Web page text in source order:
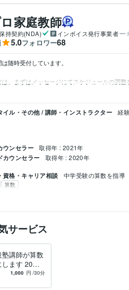
家庭教師
持契約(NDA) インボイス発行事業者
5.0フォロワー68
随時受付しています。
、まずはメッセージにてスケジュールの調整
イル・その他 / 講師・インストラクター 経
ウンセラー 取得年 : 2021年
カウンセラー 取得年 : 2020年
資格・キャリア相談 中学受験の算数を指導
算数
話レベル
サービス
講師が算数
ます 20年
る・楽しい
1,000 円 /30分